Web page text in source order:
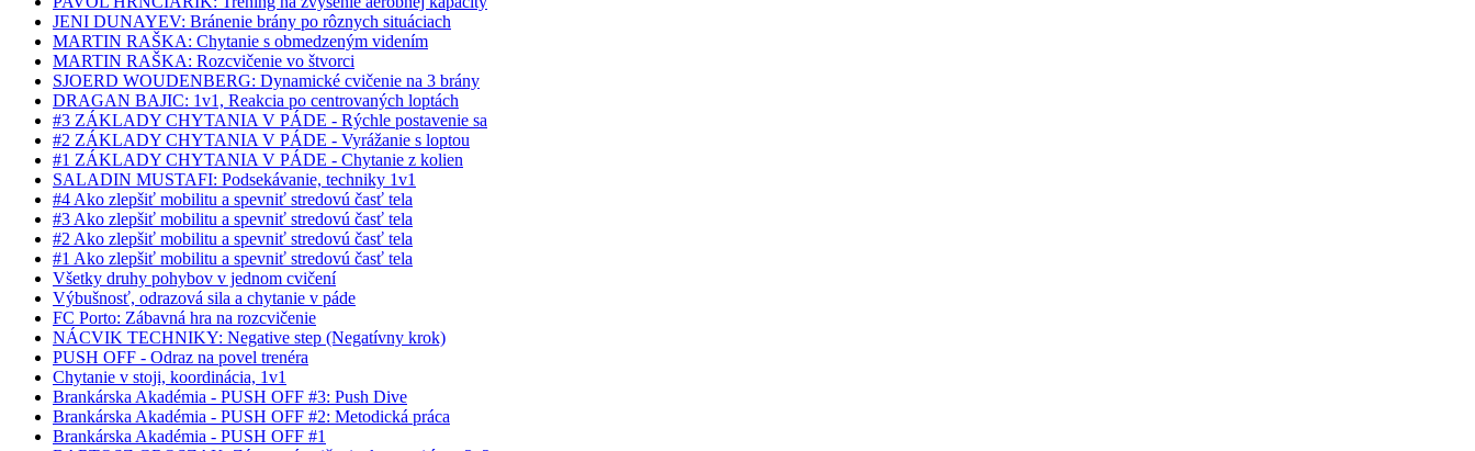
JENI DUNAYEV: Bránenie brány po rôznych situáciach
MARTIN RAŠKA: Chytanie s obmedzeným videním
MARTIN RAŠKA: Rozcvičenie vo štvorci
SJOERD WOUDENBERG: Dynamické cvičenie na 3 brány
DRAGAN BAJIC: 1v1, Reakcia po centrovaných loptách
#3 ZÁKLADY CHYTANIA V PÁDE - Rýchle postavenie sa
#2 ZÁKLADY CHYTANIA V PÁDE - Vyrážanie s loptou
#1 ZÁKLADY CHYTANIA V PÁDE - Chytanie z kolien
SALADIN MUSTAFI: Podsekávanie, techniky 1v1
#4 Ako zlepšiť mobilitu a spevniť stredovú časť tela
#3 Ako zlepšiť mobilitu a spevniť stredovú časť tela
#2 Ako zlepšiť mobilitu a spevniť stredovú časť tela
#1 Ako zlepšiť mobilitu a spevniť stredovú časť tela
Všetky druhy pohybov v jednom cvičení
Výbušnosť, odrazová sila a chytanie v páde
FC Porto: Zábavná hra na rozcvičenie
NÁCVIK TECHNIKY: Negative step (Negatívny krok)
PUSH OFF - Odraz na povel trenéra
Chytanie v stoji, koordinácia, 1v1
Brankárska Akadémia - PUSH OFF #3: Push Dive
Brankárska Akadémia - PUSH OFF #2: Metodická práca
Brankárska Akadémia - PUSH OFF #1